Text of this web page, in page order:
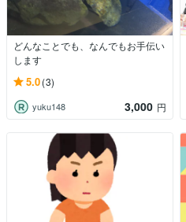
どんなことでも、なんでもお手伝い
します
5.0(3)
yuku148 3,000 円